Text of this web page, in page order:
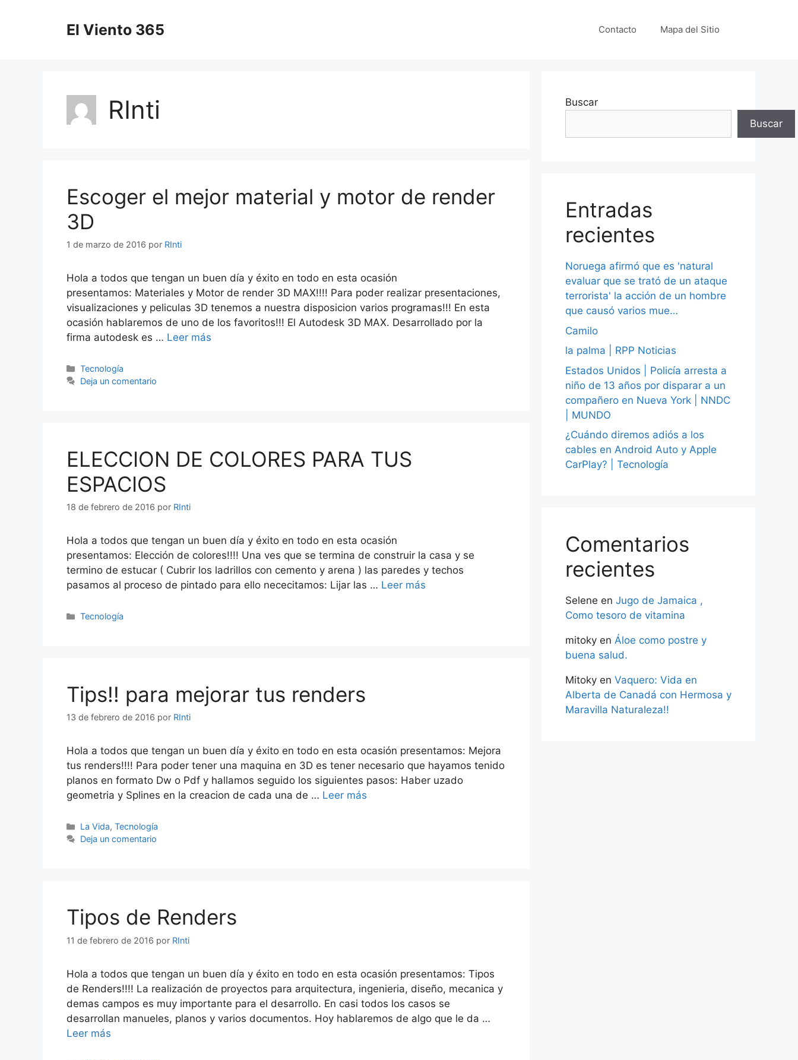
El Viento 365 Contacto Mapa del Sitio
RInti
Escoger el mejor material y motor de render
3D
1 de marzo de 2016 por RInti
Hola a todos que tengan un buen día y éxito en todo en esta ocasión
presentamos: Materiales y Motor de render 3D MAX!!!! Para poder realizar presentaciones,
visualizaciones y peliculas 3D tenemos a nuestra disposicion varios programas!!! En esta
ocasión hablaremos de uno de los favoritos!!! El Autodesk 3D MAX. Desarrollado por la
firma autodesk es … Leer más
Categorías
Tecnología
Deja un comentario
ELECCION DE COLORES PARA TUS
ESPACIOS
18 de febrero de 2016 por RInti
Hola a todos que tengan un buen día y éxito en todo en esta ocasión
presentamos: Elección de colores!!!! Una ves que se termina de construir la casa y se
termino de estucar ( Cubrir los ladrillos con cemento y arena ) las paredes y techos
pasamos al proceso de pintado para ello nececitamos: Lijar las … Leer más
Categorías
Tecnología
Tips!! para mejorar tus renders
13 de febrero de 2016 por RInti
Hola a todos que tengan un buen día y éxito en todo en esta ocasión presentamos: Mejora
tus renders!!!! Para poder tener una maquina en 3D es tener necesario que hayamos tenido
planos en formato Dw o Pdf y hallamos seguido los siguientes pasos: Haber uzado
geometria y Splines en la creacion de cada una de … Leer más
Categorías
La Vida,Tecnología
Deja un comentario
Tipos de Renders
11 de febrero de 2016 por RInti
Hola a todos que tengan un buen día y éxito en todo en esta ocasión presentamos: Tipos
de Renders!!!! La realización de proyectos para arquitectura, ingenieria, diseño, mecanica y
demas campos es muy importante para el desarrollo. En casi todos los casos se
desarrollan manueles, planos y varios documentos. Hoy hablaremos de algo que le da …
Leer más
Buscar
Buscar
Entradas
recientes
Noruega afirmó que es 'natural
evaluar que se trató de un ataque
terrorista' la acción de un hombre
que causó varios mue…
Camilo
la palma | RPP Noticias
Estados Unidos | Policía arresta a
niño de 13 años por disparar a un
compañero en Nueva York | NNDC
| MUNDO
¿Cuándo diremos adiós a los
cables en Android Auto y Apple
CarPlay? | Tecnología
Comentarios
recientes
Selene en Jugo de Jamaica ,
Como tesoro de vitamina
mitoky en Áloe como postre y
buena salud.
Mitoky en Vaquero: Vida en
Alberta de Canadá con Hermosa y
Maravilla Naturaleza!!